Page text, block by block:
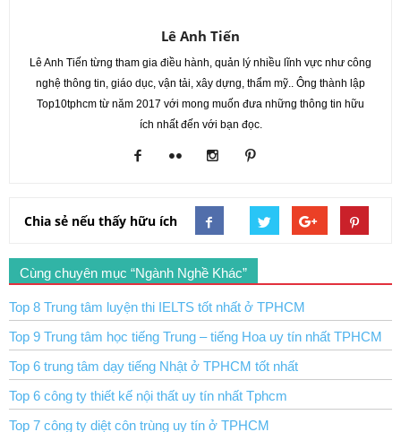
Lê Anh Tiến
Lê Anh Tiến từng tham gia điều hành, quản lý nhiều lĩnh vực như công
nghệ thông tin, giáo dục, vận tải, xây dựng, thẩm mỹ.. Ông thành lập
Top10tphcm từ năm 2017 với mong muốn đưa những thông tin hữu
ích nhất đến với bạn đọc.
Chia sẻ nếu thấy hữu ích
Cùng chuyên mục “Ngành Nghề Khác”
Top 8 Trung tâm luyện thi IELTS tốt nhất ở TPHCM
Top 9 Trung tâm học tiếng Trung – tiếng Hoa uy tín nhất TPHCM
Top 6 trung tâm dạy tiếng Nhật ở TPHCM tốt nhất
Top 6 công ty thiết kế nội thất uy tín nhất Tphcm
Top 7 công ty diệt côn trùng uy tín ở TPHCM